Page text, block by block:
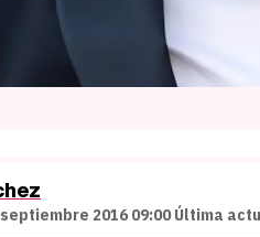
2016 09:00 Última